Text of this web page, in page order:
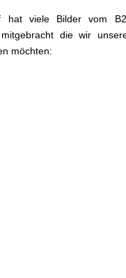
hat viele Bilder vom
die wir
möchten: